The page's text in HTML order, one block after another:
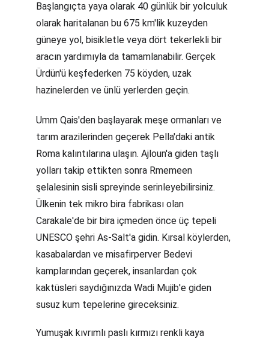
Başlangıçta yaya olarak 40 günlük bir yolculuk
olarak haritalanan bu 675 km'lik kuzeyden
güneye yol, bisikletle veya dört tekerlekli bir
aracın yardımıyla da tamamlanabilir. Gerçek
Ürdün'ü keşfederken 75 köyden, uzak
hazinelerden ve ünlü yerlerden geçin.
Umm Qais'den başlayarak meşe ormanları ve
tarım arazilerinden geçerek Pella'daki antik
Roma kalıntılarına ulaşın. Ajloun'a giden taşlı
yolları takip ettikten sonra Rmemeen
şelalesinin sisli spreyinde serinleyebilirsiniz.
Ülkenin tek mikro bira fabrikası olan
Carakale'de bir bira içmeden önce üç tepeli
UNESCO şehri As-Salt'a gidin. Kırsal köylerden,
kasabalardan ve misafirperver Bedevi
kamplarından geçerek, insanlardan çok
kaktüsleri saydığınızda Wadi Mujib'e giden
susuz kum tepelerine gireceksiniz.
Yumuşak kıvrımlı paslı kırmızı renkli kaya